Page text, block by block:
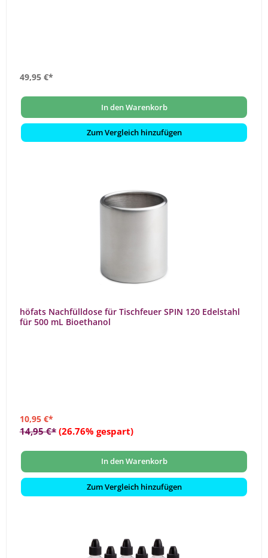
49,95 €*
In den Warenkorb
Zum Vergleich hinzufügen
höfats Nachfülldose für Tischfeuer SPIN 120 Edelstahl
für 500 mL Bioethanol
10,95 €*
14,95 €* (26.76% gespart)
In den Warenkorb
Zum Vergleich hinzufügen